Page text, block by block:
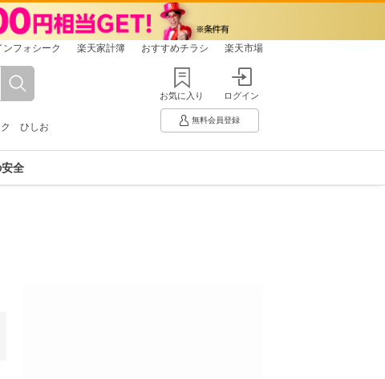
ンフォシーク 楽天家計簿 おすすめチラシ 楽天市場
ひしお
お気に入り ログイン
無料会員登録
全